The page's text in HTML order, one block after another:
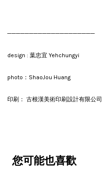
────────────────────
design : 葉忠宜 Yehchungyi
photo：ShaoJou Huang
印刷： 古根漢美術印刷設計有限公司
您可能也喜歡